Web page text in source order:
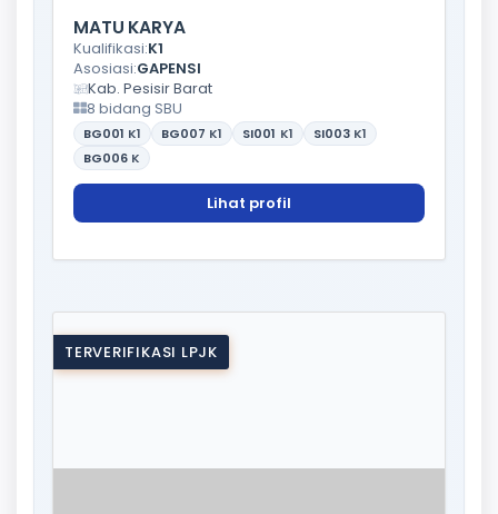
MATU KARYA
Kualifikasi:K1
Asosiasi:GAPENSI
Kab. Pesisir Barat
8 bidang SBU
BG001 K1 BG007 K1 SI001 K1 SI003 K1
BG006 K
Lihat profil
TERVERIFIKASI LPJK